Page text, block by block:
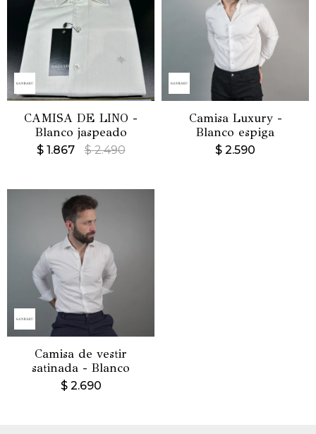
CAMISA DE LINO -
Blanco jaspeado
$ 1.867 $ 2.490
Camisa Luxury -
Blanco espiga
$ 2.590
Camisa de vestir
satinada - Blanco
$ 2.690